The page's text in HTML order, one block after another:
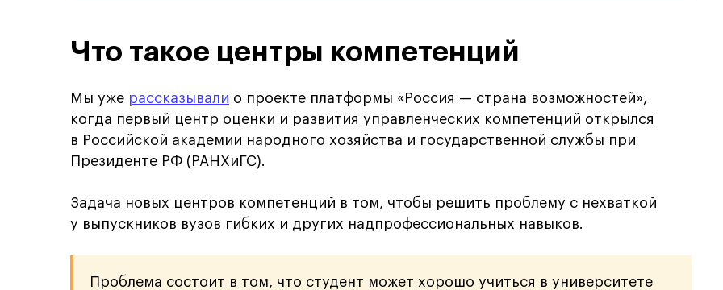
Что такое центры компетенций
Мы уже рассказывали о проекте платформы «Россия — страна возможностей»,
когда первый центр оценки и развития управленческих компетенций открылся
в Российской академии народного хозяйства и государственной службы при
Президенте РФ (РАНХиГС).
Задача новых центров компетенций в том, чтобы решить проблему с нехваткой
у выпускников вузов гибких и других надпрофессиональных навыков.
Проблема состоит в том, что студент может хорошо учиться в университете